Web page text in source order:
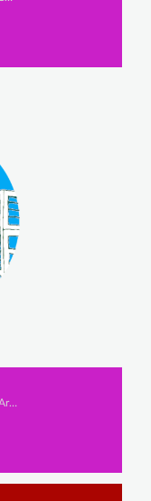
Secundaria, Javier de Ena Llobera, Guillermo Artola Rondón y Rodrigo Álvaro Lomo